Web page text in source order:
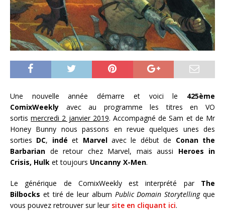
Une nouvelle année démarre et voici le 425ème
ComixWeekly avec au programme les titres en VO
sortismercredi 2 janvier 2019. Accompagné de Sam et de Mr
Honey Bunny nous passons en revue quelques unes des
sorties DC, indé et Marvelavec le début de Conan the
Barbarian de retour chez Marvel, mais aussi Heroes in
Crisis, Hulk et toujours Uncanny X-Men.
Le générique de ComixWeekly est interprété par The
Bilbocks et tiré de leur album Public Domain Storytellingque
vous pouvez retrouver sur leursite en cliquant ici.